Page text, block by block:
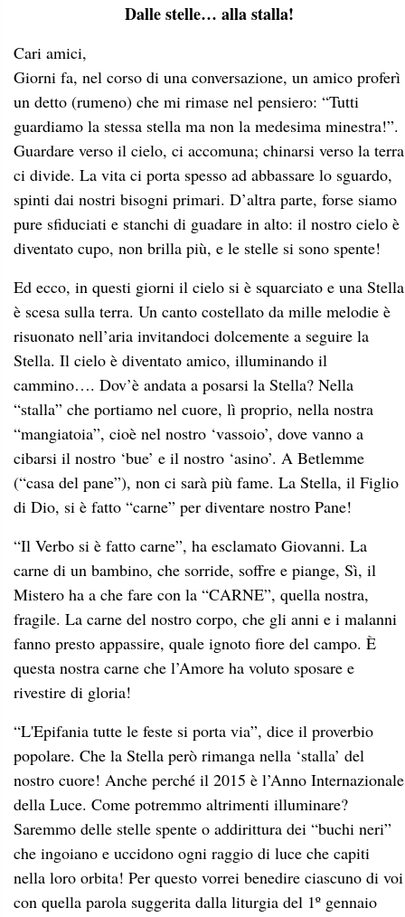
Dalle stelle… alla stalla!
Cari amici,
Giorni fa, nel corso di una conversazione, un amico proferì
un detto (rumeno) che mi rimase nel pensiero: “Tutti
guardiamo la stessa stella ma non la medesima minestra!”.
Guardare verso il cielo, ci accomuna; chinarsi verso la terra
ci divide. La vita ci porta spesso ad abbassare lo sguardo,
spinti dai nostri bisogni primari. D’altra parte, forse siamo
pure sfiduciati e stanchi di guadare in alto: il nostro cielo è
diventato cupo, non brilla più, e le stelle si sono spente!
Ed ecco, in questi giorni il cielo si è squarciato e una Stella
è scesa sulla terra. Un canto costellato da mille melodie è
risuonato nell’aria invitandoci dolcemente a seguire la
Stella. Il cielo è diventato amico, illuminando il
cammino…. Dov’è andata a posarsi la Stella? Nella
“stalla” che portiamo nel cuore, lì proprio, nella nostra
“mangiatoia”, cioè nel nostro ‘vassoio’, dove vanno a
cibarsi il nostro ‘bue’ e il nostro ‘asino’. A Betlemme
(“casa del pane”), non ci sarà più fame. La Stella, il Figlio
di Dio, si è fatto “carne” per diventare nostro Pane!
“Il Verbo si è fatto carne”, ha esclamato Giovanni. La
carne di un bambino, che sorride, soffre e piange, Sì, il
Mistero ha a che fare con la “CARNE”, quella nostra,
fragile. La carne del nostro corpo, che gli anni e i malanni
fanno presto appassire, quale ignoto fiore del campo. È
questa nostra carne che l’Amore ha voluto sposare e
rivestire di gloria!
“L'Epifania tutte le feste si porta via”, dice il proverbio
popolare. Che la Stella però rimanga nella ‘stalla’ del
nostro cuore! Anche perché il 2015 è l’Anno Internazionale
della Luce. Come potremmo altrimenti illuminare?
Saremmo delle stelle spente o addirittura dei “buchi neri”
che ingoiano e uccidono ogni raggio di luce che capiti
nella loro orbita! Per questo vorrei benedire ciascuno di voi
con quella parola suggerita dalla liturgia del 1º gennaio